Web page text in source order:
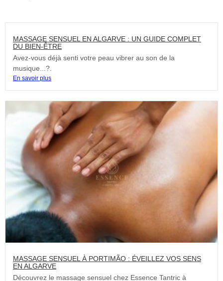
MASSAGE SENSUEL EN ALGARVE : UN GUIDE COMPLET
DU BIEN-ÊTRE
Avez-vous déjà senti votre peau vibrer au son de la
musique...?.
En savoir plus
MASSAGE SENSUEL À PORTIMÃO : ÉVEILLEZ VOS SENS
EN ALGARVE
Découvrez le massage sensuel chez Essence Tantric à